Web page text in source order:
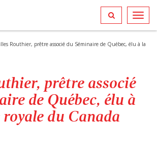
Routhier, prêtre associé du Séminaire de Québec, élu à la
prêtre associé
de Québec, élu à
royale du Canada